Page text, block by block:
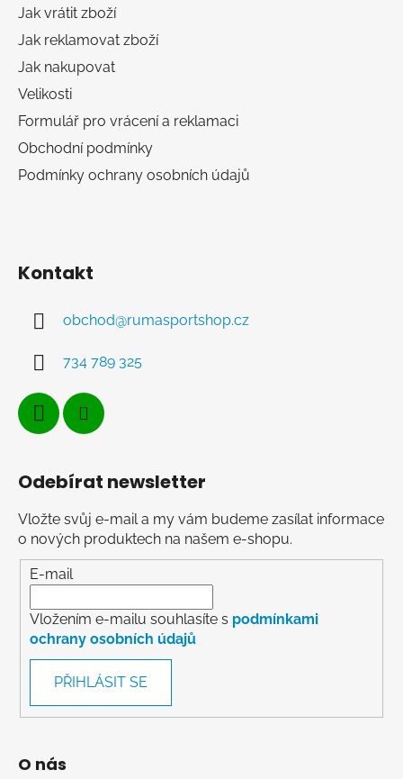
Jak vrátit zboží
Jak reklamovat zboží
Jak nakupovat
Velikosti
Formulář pro vrácení a reklamaci
Obchodní podmínky
Podmínky ochrany osobních údajů
Kontakt
obchod@rumasportshop.cz
734 789 325
Odebírat newsletter
Vložte svůj e-mail a my vám budeme zasílat informace
o nových produktech na našem e-shopu.
E-mail
Vložením e-mailu souhlasíte s podmínkami
ochrany osobních údajů
PŘIHLÁSIT SE
O nás